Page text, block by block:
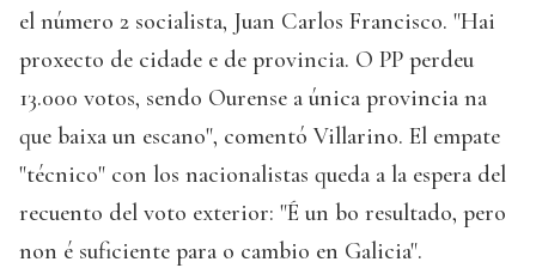
el número 2 socialista, Juan Carlos Francisco. "Hai
proxecto de cidade e de provincia. O PP perdeu
13.000 votos, sendo Ourense a única provincia na
que baixa un escano", comentó Villarino. El empate
"técnico" con los nacionalistas queda a la espera del
recuento del voto exterior: "É un bo resultado, pero
non é suficiente para o cambio en Galicia".